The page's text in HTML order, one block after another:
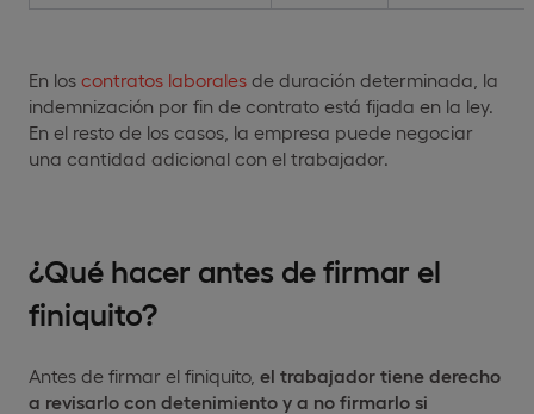
En los contratos laborales de duración determinada, la
indemnización por fin de contrato está fijada en la ley.
En el resto de los casos, la empresa puede negociar
una cantidad adicional con el trabajador.
¿Qué hacer antes de firmar el
finiquito?
Antes de firmar el finiquito, el trabajador tiene derecho
a revisarlo con detenimiento y a no firmarlo si